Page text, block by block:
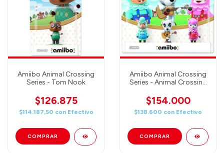
Amiibo Animal Crossing
Series - Tom Nook
$126.875
$114.187,50 con Efectivo
Amiibo Animal Crossing
Series - Animal Crossing
Slider (Totakeke) Cyrus,
Reese
$154.000
$138.600 con Efectivo